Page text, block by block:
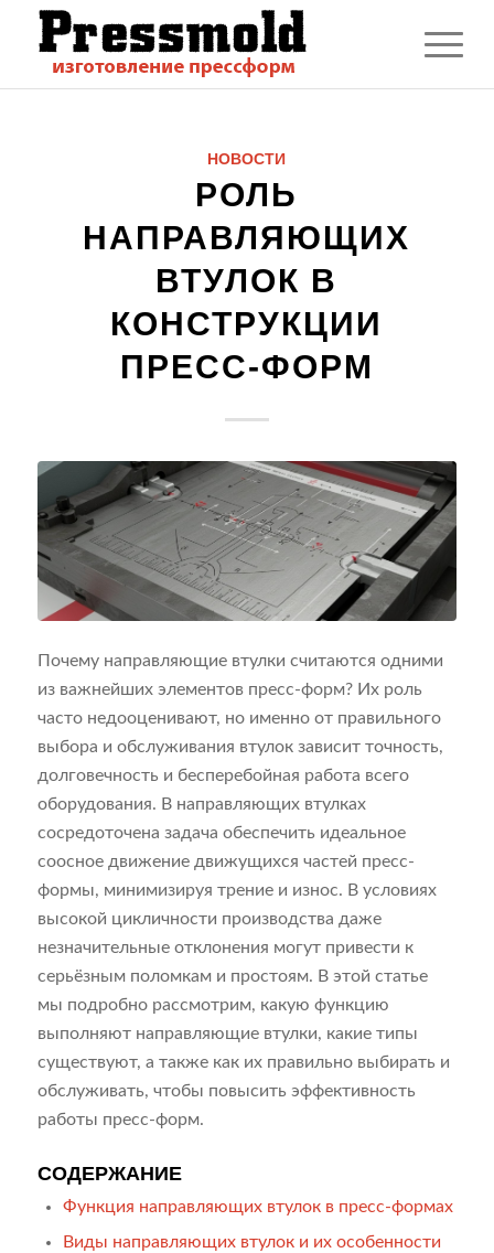
НОВОСТИ
РОЛЬ
НАПРАВЛЯЮЩИХ
ВТУЛОК В
КОНСТРУКЦИИ
ПРЕСС-ФОРМ
Почему направляющие втулки считаются одними
из важнейших элементов пресс-форм? Их роль
часто недооценивают, но именно от правильного
выбора и обслуживания втулок зависит точность,
долговечность и бесперебойная работа всего
оборудования. В направляющих втулках
сосредоточена задача обеспечить идеальное
соосное движение движущихся частей пресс-
формы, минимизируя трение и износ. В условиях
высокой цикличности производства даже
незначительные отклонения могут привести к
серьёзным поломкам и простоям. В этой статье
мы подробно рассмотрим, какую функцию
выполняют направляющие втулки, какие типы
существуют, а также как их правильно выбирать и
обслуживать, чтобы повысить эффективность
работы пресс-форм.
СОДЕРЖАНИЕ
Функция направляющих втулок в пресс-формах
Виды направляющих втулок и их особенности